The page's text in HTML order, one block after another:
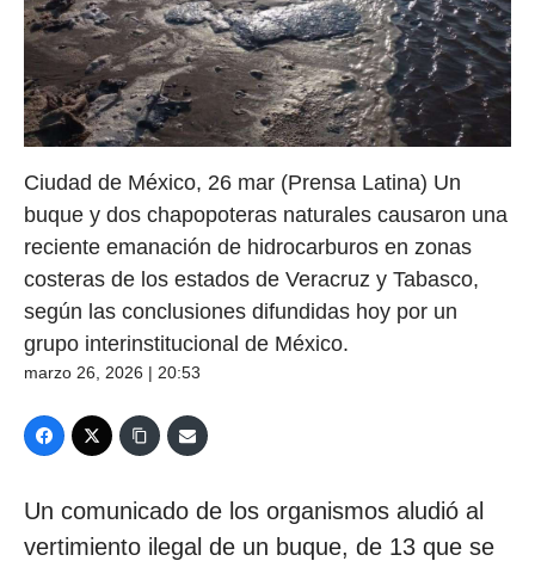
Ciudad de México, 26 mar (Prensa Latina) Un
buque y dos chapopoteras naturales causaron una
reciente emanación de hidrocarburos en zonas
costeras de los estados de Veracruz y Tabasco,
según las conclusiones difundidas hoy por un
grupo interinstitucional de México.
marzo 26, 2026 | 20:53
Un comunicado de los organismos aludió al
vertimiento ilegal de un buque, de 13 que se